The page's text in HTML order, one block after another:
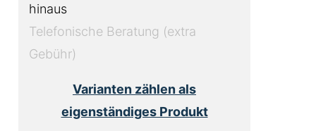
hinaus
Telefonische Beratung (extra
Gebühr)
Varianten zählen als
eigenständiges Produkt